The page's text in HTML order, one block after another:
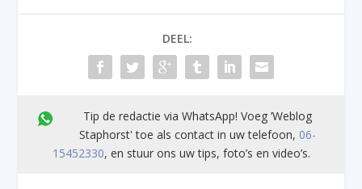
DEEL:
Tip de redactie via WhatsApp! Voeg ’Weblog
Staphorst' toe als contact in uw telefoon, 06-
15452330, en stuur ons uw tips, foto’s en video’s.